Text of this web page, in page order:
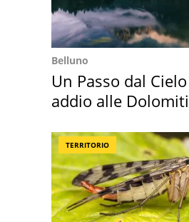
Belluno
Un Passo dal
addio alle
TERRITORIO